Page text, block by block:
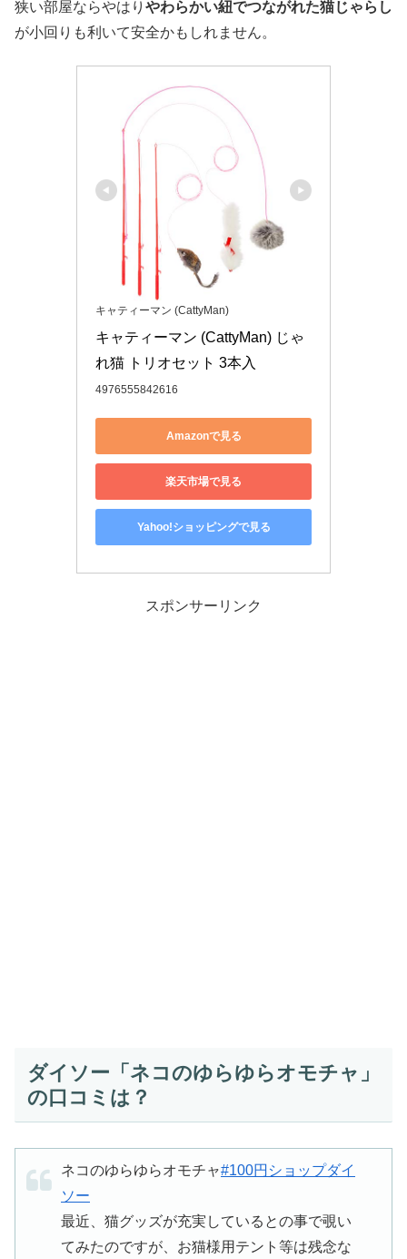
狭い部屋ならやはり やわらかい紐でつながれた猫じゃらし
が小回りも利いて安全かもしれません。
キャティーマン (CattyMan)
キャティーマン (CattyMan) じゃ
れ猫 トリオセット 3本入
4976555842616
Amazonで見る
楽天市場で見る
Yahoo!ショッピングで見る
スポンサーリンク
ダイソー「ネコのゆらゆらオモチャ」
の口コミは？
ネコのゆらゆらオモチャ#100円ショップダイ
ソー
最近、猫グッズが充実しているとの事で覗い
てみたのですが、お猫様用テント等は残念な